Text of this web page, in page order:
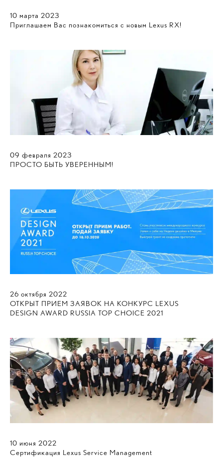
10 марта 2023
Приглашаем Вас познакомиться с новым Lexus RX!
09 февраля 2023
ПРОСТО БЫТЬ УВЕРЕННЫМ!
26 октября 2022
ОТКРЫТ ПРИЕМ ЗАЯВОК НА КОНКУРС LEXUS
DESIGN AWARD RUSSIA TOP CHOICE 2021
10 июня 2022
Сертификация Lexus Service Management